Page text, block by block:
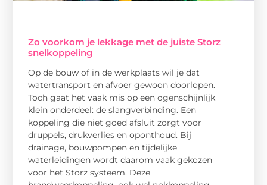
Zo voorkom je lekkage met de juiste Storz
snelkoppeling
Op de bouw of in de werkplaats wil je dat
watertransport en afvoer gewoon doorlopen.
Toch gaat het vaak mis op een ogenschijnlijk
klein onderdeel: de slangverbinding. Een
koppeling die niet goed afsluit zorgt voor
druppels, drukverlies en oponthoud. Bij
drainage, bouwpompen en tijdelijke
waterleidingen wordt daarom vaak gekozen
voor het Storz systeem. Deze